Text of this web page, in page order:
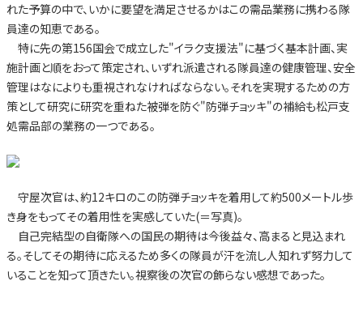
れた予算の中で、いかに要望を満足させるかはこの需品業務に携わる隊
員達の知恵である。
特に先の第156国会で成立した"イラク支援法"に基づく基本計画、実
施計画と順をおって策定され、いずれ派遣される隊員達の健康管理、安全
管理はなによりも重視されなければならない。それを実現するための方
策として研究に研究を重ねた被弾を防ぐ"防弾チョッキ"の補給も松戸支
処需品部の業務の一つである。
守屋次官は、約12キロのこの防弾チョッキを着用して約500メートル歩
き身をもってその着用性を実感していた(＝写真)。
自己完結型の自衛隊への国民の期待は今後益々、高まると見込まれ
る。そしてその期待に応えるため多くの隊員が汗を流し人知れず努力して
いることを知って頂きたい。視察後の次官の飾らない感想であった。